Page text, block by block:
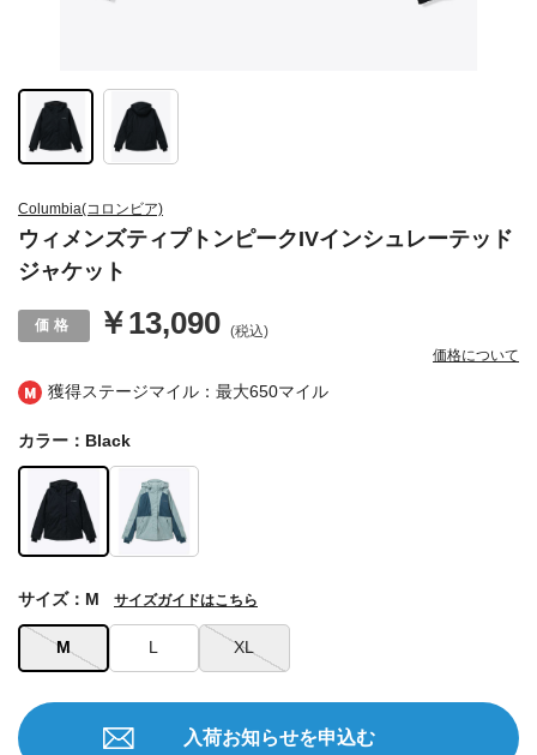
獲得ステージマイル：最大650マイル
Columbia(コロンビア)
ウィメンズティプトンピークIVインシュレーテッド
ジャケット
￥13,090 (税込)
価格について
カラー：Black
M L XL
サイズ：M サイズガイドはこちら
入荷お知らせを申込む